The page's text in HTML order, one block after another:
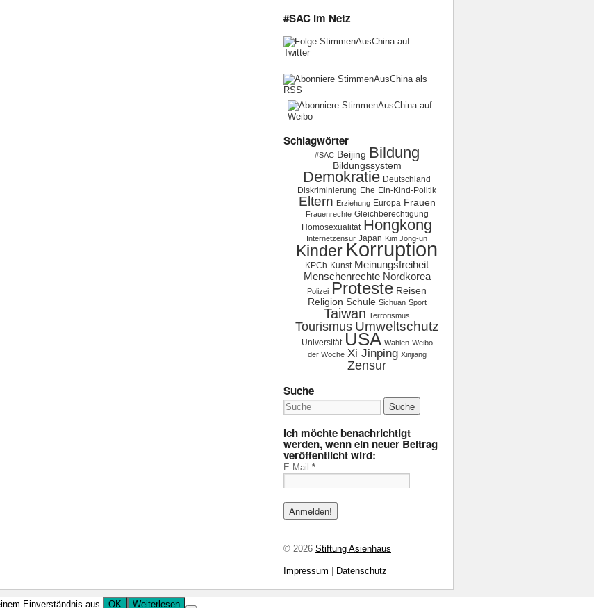
#SAC im Netz
Schlagwörter
#SAC Beijing Bildung
Bildungssystem
Demokratie Deutschland
Diskriminierung Ehe Ein-Kind-Politik
Eltern Erziehung Europa Frauen
Frauenrechte Gleichberechtigung
Homosexualität Hongkong
Internetzensur Japan Kim Jong-un
KinderKorruption
KPCh Kunst Meinungsfreiheit
Menschenrechte Nordkorea
Polizei Proteste Reisen
Religion Schule Sichuan Sport
Taiwan Terrorismus
Tourismus Umweltschutz
Universität USA Wahlen Weibo
der Woche Xi Jinping Xinjiang
Zensur
Suche
Ich möchte benachrichtigt
werden, wenn ein neuer Beitrag
veröffentlicht wird:
E-Mail *
© 2026 Stiftung Asienhaus
Impressum Datenschutz
Einverständnis aus. OK Weiterlesen